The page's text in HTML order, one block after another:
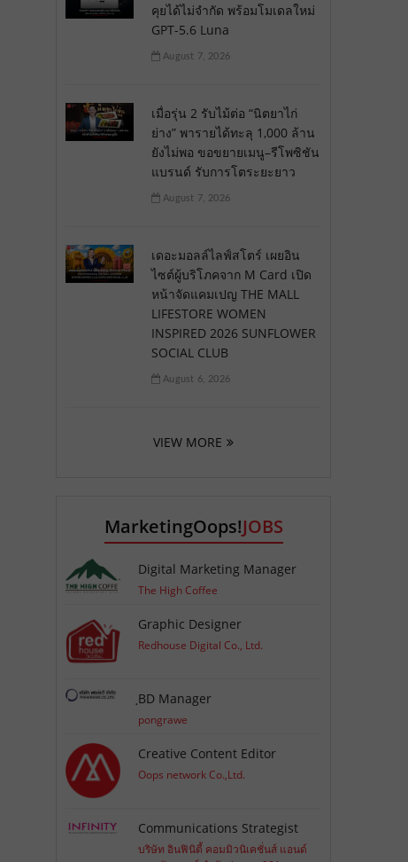
คุยได้ไม่จำกัด พร้อมโมเดลใหม่
GPT-5.6 Luna
August 7, 2026
เมื่อรุ่น 2 รับไม้ต่อ “นิตยาไก่
ย่าง” พารายได้ทะลุ 1,000 ล้าน
ยังไม่พอ ขอขยายเมนู–รีโพซิชัน
แบรนด์ รับการโตระยะยาว
August 7, 2026
เดอะมอลล์ไลฟ์สโตร์ เผยอิน
ไซต์ผู้บริโภคจาก M Card เปิด
หน้าจัดแคมเปญ THE MALL
LIFESTORE WOMEN
INSPIRED 2026 SUNFLOWER
SOCIAL CLUB
August 6, 2026
VIEW MORE
MarketingOops!JOBS
Digital Marketing Manager
The High Coffee
Graphic Designer
Redhouse Digital Co., Ltd.
ฺBD Manager
pongrawe
Creative Content Editor
Oops network Co.,Ltd.
Communications Strategist
บริษัท อินฟินิตี้ คอมมิวนิเคชั่นส์ แอนด์